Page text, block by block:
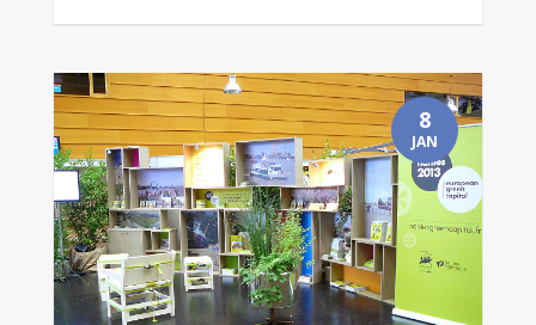
8
JAN